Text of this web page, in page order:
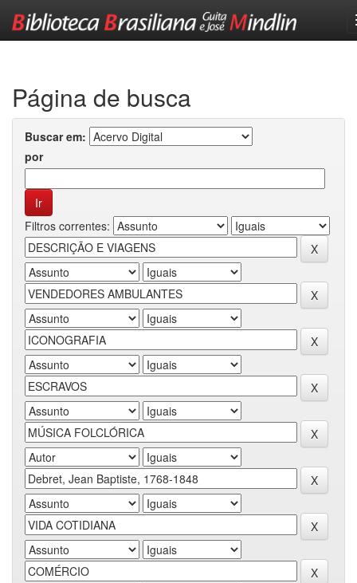
Página de busca
Buscar em:
por
Filtros correntes: